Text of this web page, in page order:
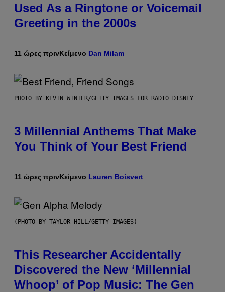
Used As a Ringtone or Voicemail
Greeting in the 2000s
11 ώρες πρινΚείμενο Dan Milam
PHOTO BY KEVIN WINTER/GETTY IMAGES FOR RADIO DISNEY
3 Millennial Anthems That Make
You Think of Your Best Friend
11 ώρες πρινΚείμενο Lauren Boisvert
(PHOTO BY TAYLOR HILL/GETTY IMAGES)
This Researcher Accidentally
Discovered the New ‘Millennial
Whoop’ of Pop Music: The Gen